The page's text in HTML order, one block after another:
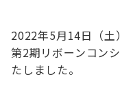
2022年5月14日（土
第2期リボーンコン
たしました。